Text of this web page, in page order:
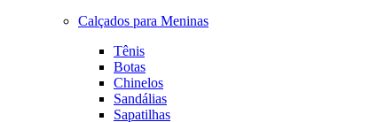
Calçados para Meninas
Tênis
Botas
Chinelos
Sandálias
Sapatilhas